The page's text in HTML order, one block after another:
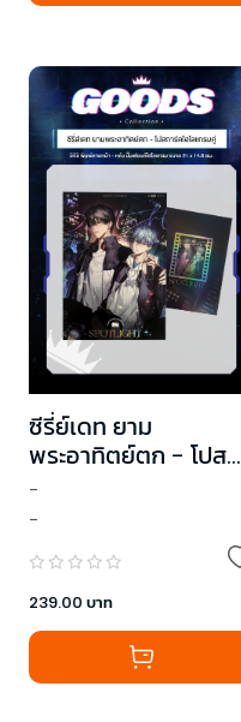
ซีรี่ย์เดท ยาม
พระอาทิตย์ตก - โปสกา
ร์ดโฮโลแกรมคู่
-
-
239.00 บาท